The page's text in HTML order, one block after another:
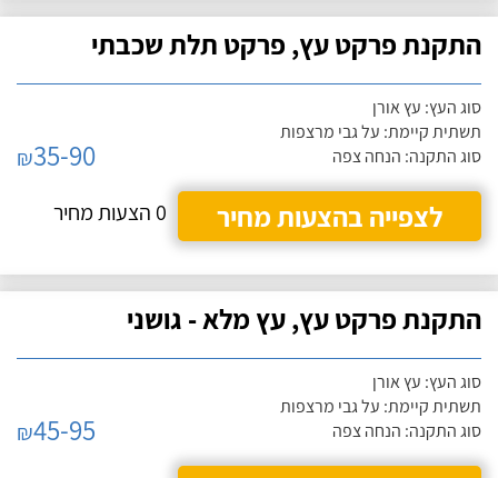
התקנת פרקט עץ, פרקט תלת שכבתי
סוג העץ: עץ אורן
תשתית קיימת: על גבי מרצפות
סוג התקנה: הנחה צפה
₪35-90
לצפייה בהצעות מחיר
0 הצעות מחיר
התקנת פרקט עץ, עץ מלא - גושני
סוג העץ: עץ אורן
תשתית קיימת: על גבי מרצפות
סוג התקנה: הנחה צפה
₪45-95